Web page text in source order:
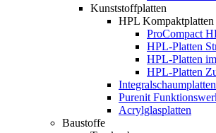
Kunststoffplatten
HPL Kompaktplatten
ProCompact
HPL-Platten
HPL-Platten
HPL-Platten
Integralschaumplatten
Purenit
Acrylglasplatten
Baustoffe